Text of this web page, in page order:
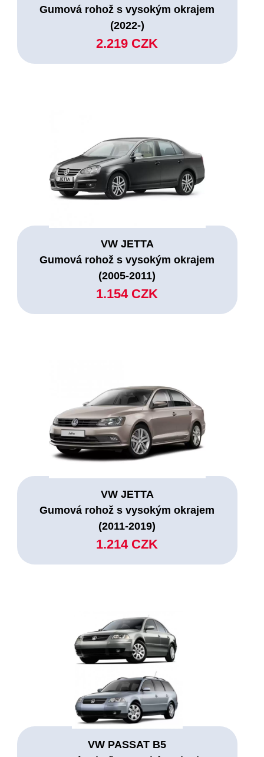
Gumová rohož s vysokým okrajem
(2022-)
2.219 CZK
VW JETTA
Gumová rohož s vysokým okrajem
(2005-2011)
1.154 CZK
VW JETTA
Gumová rohož s vysokým okrajem
(2011-2019)
1.214 CZK
VW PASSAT B5